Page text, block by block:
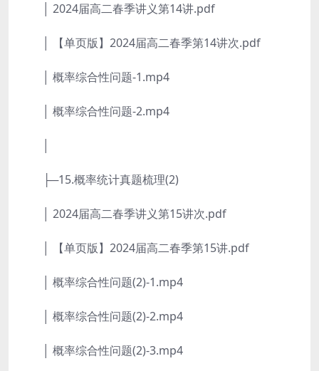
│ 2024届高二春季讲义第14讲.pdf
│ 【单页版】2024届高二春季第14讲次.pdf
│ 概率综合性问题-1.mp4
│ 概率综合性问题-2.mp4
├─15.概率统计真题梳理(2)
│ 2024届高二春季讲义第15讲次.pdf
│ 【单页版】2024届高二春季第15讲.pdf
│ 概率综合性问题(2)-1.mp4
│ 概率综合性问题(2)-2.mp4
│ 概率综合性问题(2)-3.mp4